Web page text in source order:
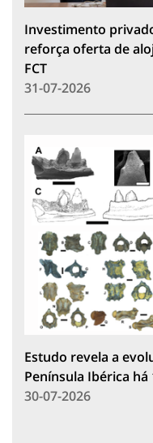
Investimento
reforça oferta de
FCT
31-07-2026
Estudo revela a
Península Ibérica
30-07-2026